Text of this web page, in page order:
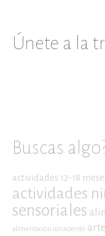
Únete a la
Buscas
actividades 12-18
actividades
sensoriales
alimentación consciente arte